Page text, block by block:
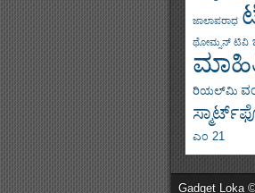
ಜಾಲಾಪರಾಧ
ಥೋಮ್ಸನ್ ಟಿವಿ
ರಿಯಲ್‌ಮಿ
ಎಂ 21
Gadget Loka